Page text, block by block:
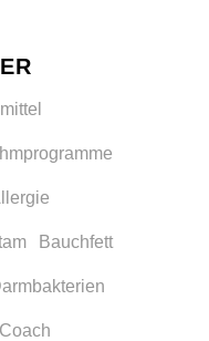
Bauchfett